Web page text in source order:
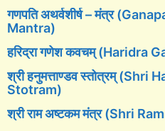
गणपति अथर्वशीर्ष – मंत्र
Mantra)
हरिद्रा गणेश कवचम् (Haridra
श्री हनुमत्ताण्डव स्तोत्रम्
Stotram)
श्री राम अष्टकम मंत्र (Shri